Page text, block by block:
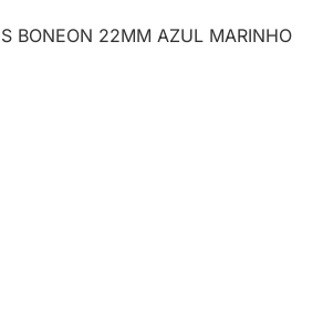
BONEON 22MM AZUL MARINHO